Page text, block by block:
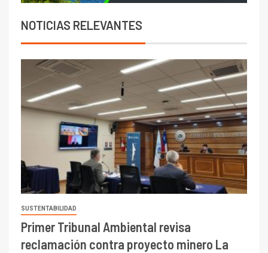
NOTICIAS RELEVANTES
SUSTENTABILIDAD
Primer Tribunal Ambiental revisa
reclamación contra proyecto minero La